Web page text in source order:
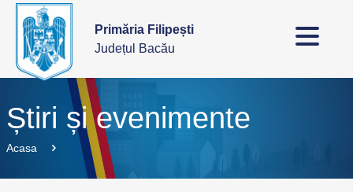
Primăria Filipești
Județul Bacău
Știri și evenimente
Acasa